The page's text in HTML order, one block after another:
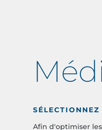
Afin d'optimiser